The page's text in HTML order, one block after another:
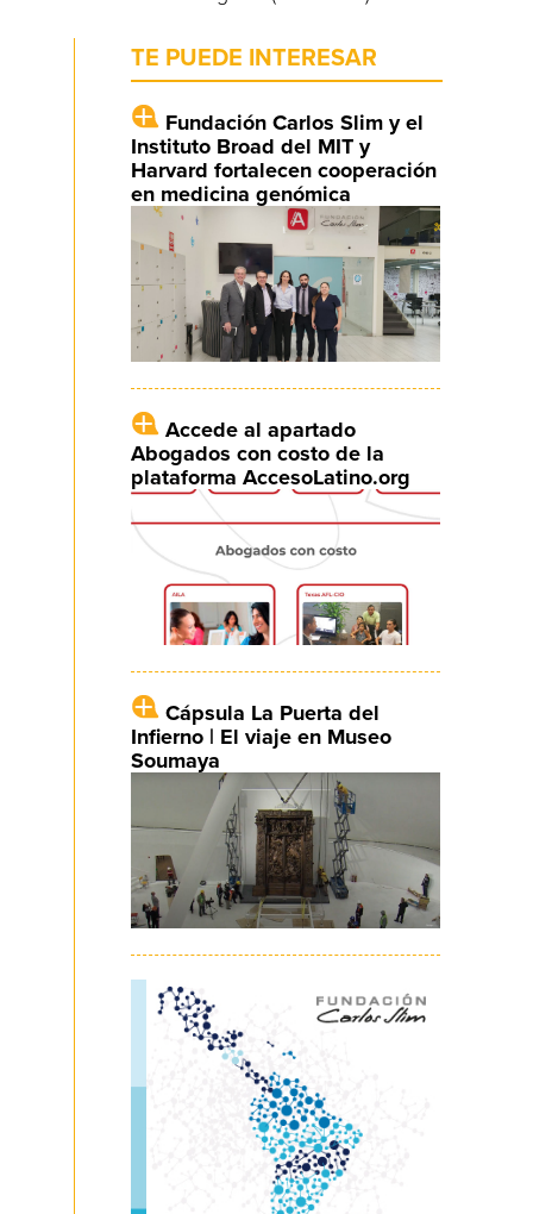
TE PUEDE INTERESAR
Fundación Carlos Slim y el
Instituto Broad del MIT y
Harvard fortalecen cooperación
en medicina genómica
Accede al apartado
Abogados con costo de la
plataforma AccesoLatino.org
Cápsula La Puerta del
Infierno | El viaje en Museo
Soumaya